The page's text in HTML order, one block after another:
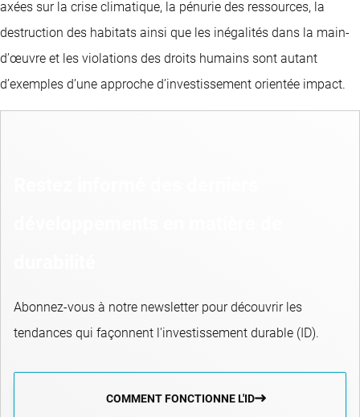
axées sur la crise climatique, la pénurie des ressources, la
destruction des habitats ainsi que les inégalités dans la main-
d’œuvre et les violations des droits humains sont autant
d’exemples d’une approche d’investissement orientée impact.
Abonnez-vous à notre newsletter pour découvrir les
tendances qui façonnent l'investissement durable (ID).
COMMENT FONCTIONNE L'ID